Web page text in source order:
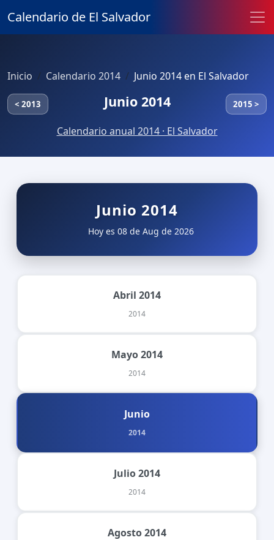
Calendario de El Salvador
Inicio Calendario 2014 Junio 2014 en El Salvador
< 2013 Junio 2014 2015 >
Calendario anual 2014 · El Salvador
Junio 2014
Hoy es 08 de Aug de 2026
Abril 2014
2014
Mayo 2014
2014
Junio
2014
Julio 2014
2014
Agosto 2014